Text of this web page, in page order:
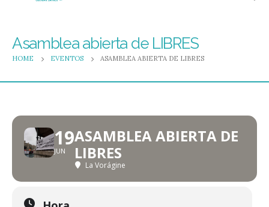
Asamblea abierta de LIBRES
HOME EVENTOS ASAMBLEA ABIERTA DE LIBRES
19
JUN
ASAMBLEA ABIERTA DE
LIBRES
La Vorágine